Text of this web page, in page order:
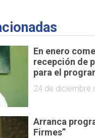
En enero
recepción de
para el
24 de diciembre
Arranca
Firmes”